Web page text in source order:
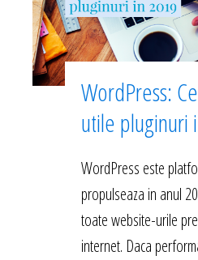
WordPress:
utile pluginuri
WordPress este
propulseaza in anul
toate website-urile
internet. Daca